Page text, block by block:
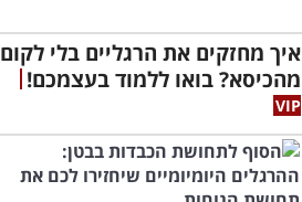
איך מחזקים את הרגליים בלי לקום
מהכיסא? בואו ללמוד בעצמכם!